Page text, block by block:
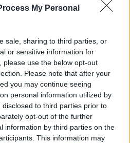
My Personal
sale, sharing to third parties, or
or sensitive information for
please use the below opt-out
Please note that after your
you may continue seeing
personal information utilized by
to third parties prior to
opt-out of the further
information by third parties on the
This information may